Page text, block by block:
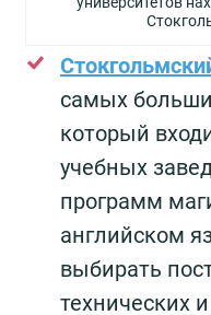
самых
который
учебных
программ
английском
выбирать
технических